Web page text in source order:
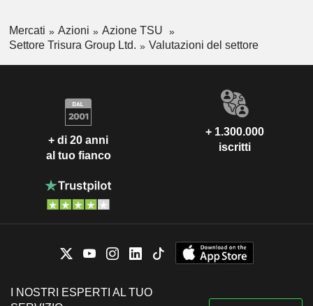
Mercati Azioni
Azione TSU
Settore Trisura Group Ltd.
Valutazioni del settore
+ di 20 anni
al tuo fianco
+ 1.300.000
iscritti
I NOSTRI ESPERTI AL TUO